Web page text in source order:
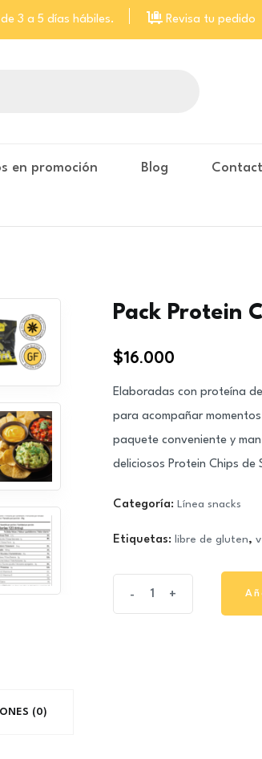
3 a 5 días hábiles. Revisa tu pedido
en promoción Blog
Pack Protein
$16.000
Elaboradas con proteína
para acompañar
paquete conveniente y
deliciosos Protein Chips de
Categoría: Línea snacks
Etiquetas: libre de gluten,
- +
(0)